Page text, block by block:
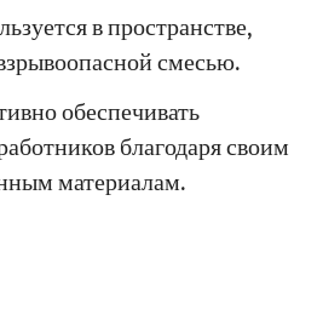
в пространстве,
смесью.
обеспечивать
благодаря своим
материалам.